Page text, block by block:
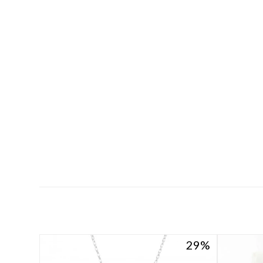
29
29